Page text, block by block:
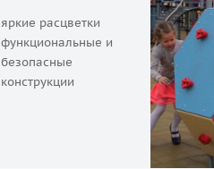
яркие расцветки
функциональные и
безопасные
конструкции